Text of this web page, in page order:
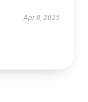
Apr 8, 2025